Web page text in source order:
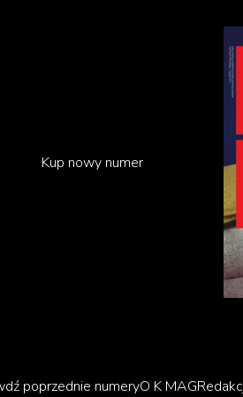
A teraz
miała miejsce kilka
z Aniołami”,
o walce z chorobą oraz
nienamacalnego, ale
czterech ścianach swojego
Kup nowy numer
poprzednie numeryO K MAG